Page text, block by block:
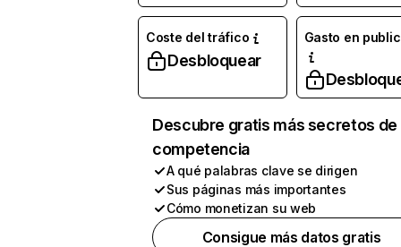
Coste del tráfico
Desbloquear
Gasto en
Descubre gratis más secretos de
competencia
A qué palabras clave se dirigen
Sus páginas más importantes
Cómo monetizan su web
Consigue más datos gratis